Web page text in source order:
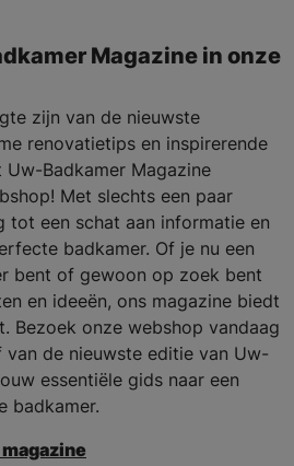
Magazine in onze
zijn van de nieuwste
renovatietips en inspirerende
Uw-Badkamer Magazine
Met slechts een paar
tot een schat aan informatie en
badkamer. Of je nu een
bent of gewoon op zoek bent
en ideeën, ons magazine biedt
Bezoek onze webshop vandaag
de nieuwste editie van Uw-
essentiële gids naar een
badkamer.